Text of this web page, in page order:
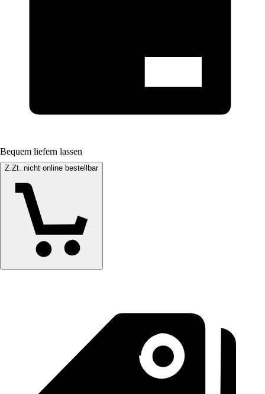
Bequem liefern lassen
Z.Zt. nicht online bestellbar